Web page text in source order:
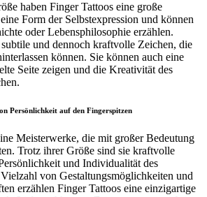
haben Finger Tattoos eine große
Form der Selbstexpression und können
oder Lebensphilosophie erzählen.
und dennoch kraftvolle Zeichen, die
können. Sie können auch eine
Seite zeigen und die Kreativität des
Persönlichkeit auf den Fingerspitzen
Meisterwerke, die mit großer Bedeutung
Trotz ihrer Größe sind sie kraftvolle
und Individualität des
von Gestaltungsmöglichkeiten und
erzählen Finger Tattoos eine einzigartige